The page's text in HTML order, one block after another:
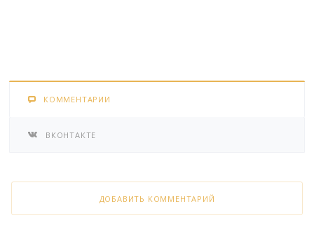
КОММЕНТАРИИ
ВКОНТАКТЕ
ДОБАВИТЬ КОММЕНТАРИЙ